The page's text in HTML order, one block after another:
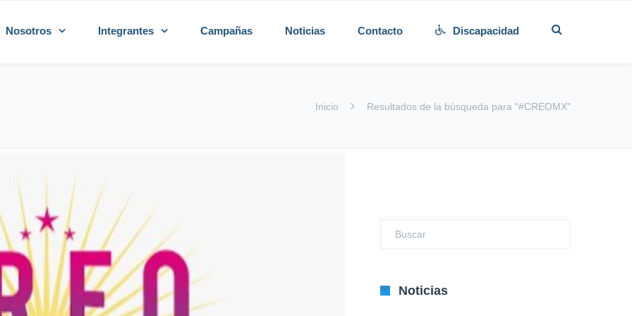
Nosotros Integrantes Campañas Noticias Contacto Discapacidad
Inicio Resultados de la búsqueda para "#CREOMX"
Noticias